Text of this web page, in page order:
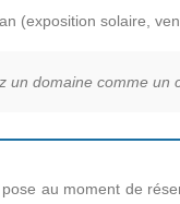
(exposition solaire,
un domaine comme un
au moment de